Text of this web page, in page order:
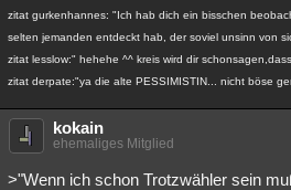
zitat gurkenhannes: "Ich hab dich ein bisschen
selten jemanden entdeckt hab, der soviel unsinn von
zitat lesslow:" hehehe ^^ kreis wird dir
zitat derpate:"ya die alte PESSIMISTIN... nicht böse
kokain
ehemaliges Mitglied
>"Wenn ich schon Trotzwähler sein